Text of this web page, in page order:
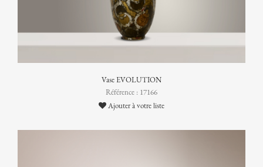
Vase EVOLUTION
Référence : 17166
Ajouter à votre liste